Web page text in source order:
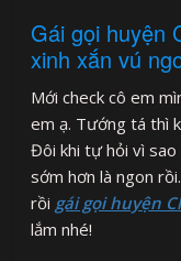
Gái gọi huyện
xinh xắn vú
Mới check cô em
em ạ. Tướng tá thì
Đôi khi tự hỏi vì
sớm hơn là ngon
rồi gái gọi huyện
lắm nhé!